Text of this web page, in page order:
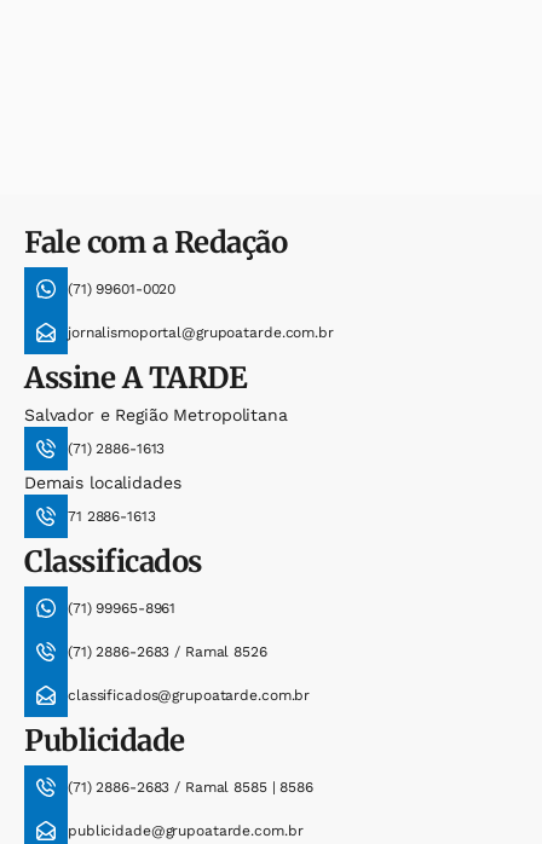
Fale com a Redação
(71) 99601-0020
jornalismoportal@grupoatarde.com.br
AssineA TARDE
Salvador e Região Metropolitana
(71) 2886-1613
Demais localidades
71 2886-1613
Classificados
(71) 99965-8961
(71) 2886-2683 / Ramal 8526
classificados@grupoatarde.com.br
Publicidade
(71) 2886-2683 / Ramal 8585 | 8586
publicidade@grupoatarde.com.br